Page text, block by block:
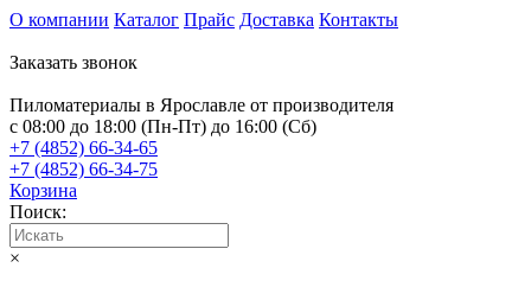
О компании Каталог Прайс Доставка Контакты
Заказать звонок
Пиломатериалы в Ярославле от производителя
с 08:00 до 18:00 (Пн-Пт) до 16:00 (Сб)
+7 (4852) 66-34-65
+7 (4852) 66-34-75
Корзина
Поиск:
×